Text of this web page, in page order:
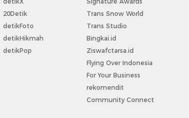
20Detik
detikFoto
detikHikmah
detikPop
Trans Snow World
Trans Studio
Bingkai.id
Ziswafctarsa.id
Flying Over Indonesia
For Your Business
rekomendit
Community Connect